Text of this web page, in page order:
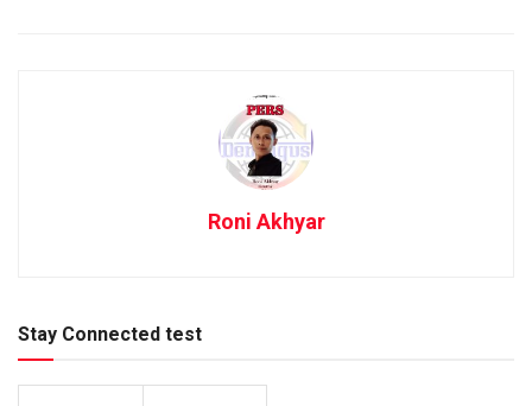
Roni Akhyar
Stay Connected test